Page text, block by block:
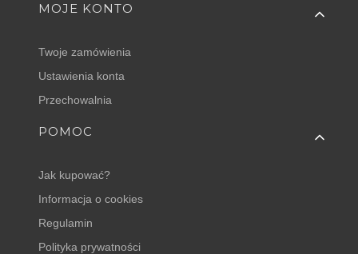
MOJE KONTO
Twoje zamówienia
Ustawienia konta
Przechowalnia
POMOC
Jak kupować?
Informacja o cookies
Regulamin
Polityka prywatności